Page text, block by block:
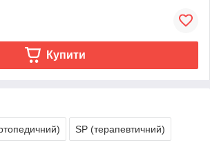
Купити
SP (терапевтичний)